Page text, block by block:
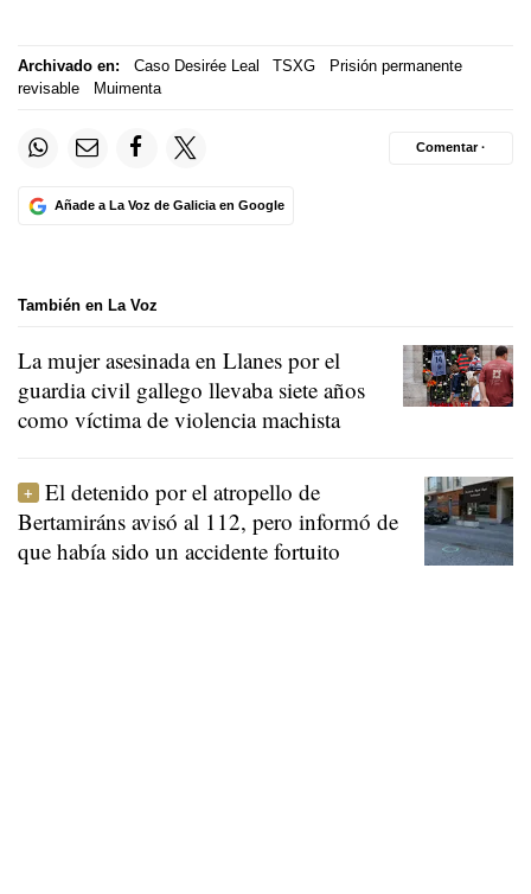
Archivado en: Caso Desirée Leal TSXG
Prisión permanente
revisable
Muimenta
Añade a La Voz de Galicia en Google
Comentar ·
También en La Voz
La mujer asesinada en Llanes por el
guardia civil gallego llevaba siete años
como víctima de violencia machista
El detenido por el atropello de
Bertamiráns avisó al 112, pero informó de
que había sido un accidente fortuito